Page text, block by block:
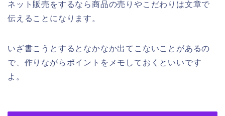
ネット販売をするなら商品の売りやこだわりは文章で
伝えることになります。
いざ書こうとするとなかなか出てこないことがあるの
で、作りながらポイントをメモしておくといいです
よ。